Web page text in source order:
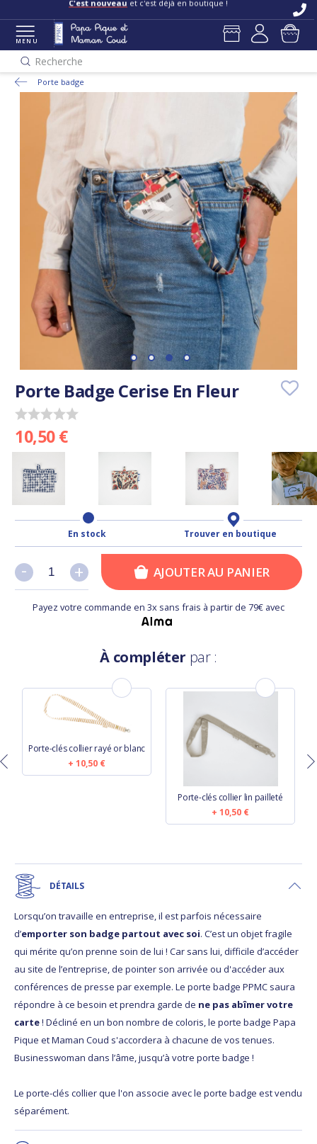
C'est nouveau et c'est déjà en boutique !
MENU
Recherche
Porte badge
Porte Badge Cerise En Fleur
10,50 €
En stock Trouver en boutique
+
- +
- AJOUTER AU PANIER
Payez votre commande en 3x sans frais à partir de 79€ avec
À compléter par :
Porte-clés collier rayé or blanc
10,50 €
Porte-clés collier lin pailleté
10,50 €
DÉTAILS
Lorsqu’on travaille en entreprise, il est parfois nécessaire
d’emporter son badge partout avec soi. C’est un objet fragile
qui mérite qu’on prenne soin de lui ! Car sans lui, difficile d’accéder
au site de l’entreprise, de pointer son arrivée ou d'accéder aux
conférences de presse par exemple. Le porte badge PPMC saura
répondre à ce besoin et prendra garde de ne pas abîmer votre
carte! Décliné en un bon nombre de coloris, le porte badge Papa
Pique et Maman Coud s'accordera à chacune de vos tenues.
Businesswoman dans l’âme, jusqu’à votre porte badge !
Le porte-clés collier que l'on associe avec le porte badge est vendu
séparément.